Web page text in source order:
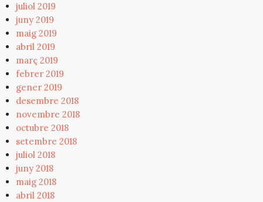
juliol 2019
juny 2019
maig 2019
abril 2019
març 2019
febrer 2019
gener 2019
desembre 2018
novembre 2018
octubre 2018
setembre 2018
juliol 2018
juny 2018
maig 2018
abril 2018